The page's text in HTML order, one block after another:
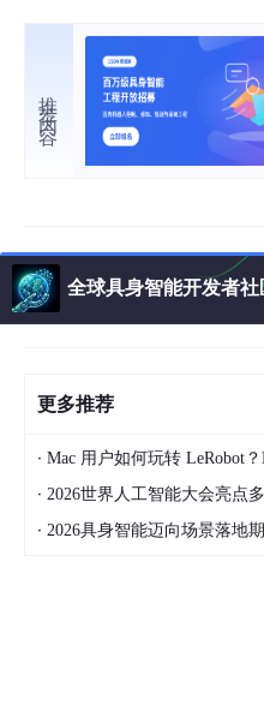
推荐内容
全球具身智能开发者社
更多推荐
· Mac 用户如何玩转 LeRobot？M3 芯
· 2026世界人工智能大会亮点多：AI
· 2026具身智能迈向场景落地期，库萨科技